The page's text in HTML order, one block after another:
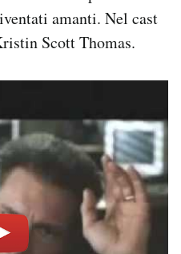
amanti. Nel cast
Scott Thomas.